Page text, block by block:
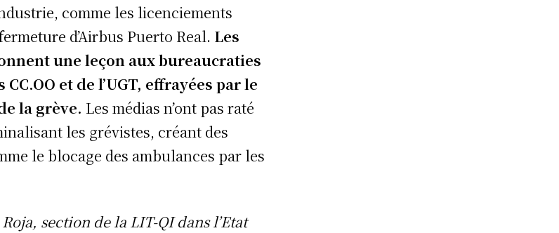
comme les licenciements
d’Airbus Puerto Real. Les
une leçon aux bureaucraties
et de l’UGT, effrayées par le
la grève. Les médias n’ont pas raté
les grévistes, créant des
le blocage des ambulances par les
section de la LIT-QI dans l’Etat